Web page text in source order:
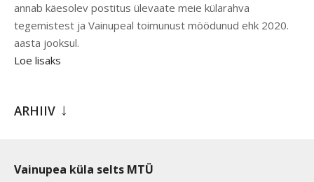
annab käesolev postitus ülevaate meie külarahva
tegemistest ja Vainupeal toimunust möödunud ehk 2020.
aasta jooksul.
Loe lisaks
ARHIIV
Vainupea küla selts MTÜ